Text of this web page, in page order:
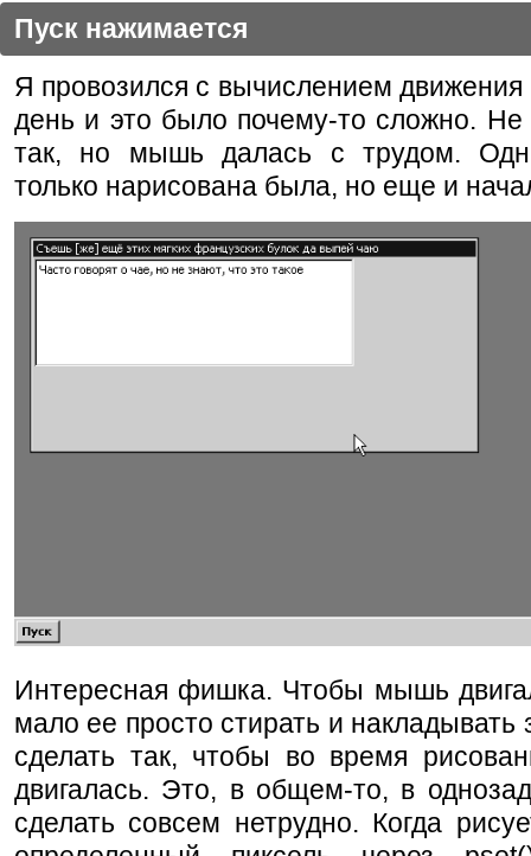
Пуск нажимается
Я провозился с вычислением
день и это было почему-то сложно. Не
так, но мышь далась с трудом.
только нарисована была, но еще и
Интересная фишка. Чтобы мышь
мало ее просто стирать и накладывать
сделать так, чтобы во время
двигалась. Это, в общем-то, в
сделать совсем нетрудно. Когда